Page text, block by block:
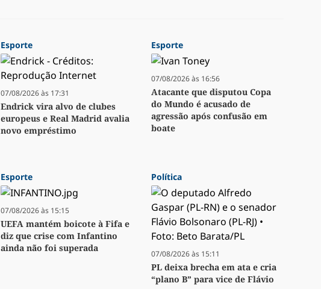
Esporte
07/08/2026 às 17:31
Endrick vira alvo de clubes
europeus e Real Madrid avalia
novo empréstimo
Esporte
07/08/2026 às 16:56
Atacante que disputou Copa
do Mundo é acusado de
agressão após confusão em
boate
Esporte
07/08/2026 às 15:15
UEFA mantém boicote à Fifa e
diz que crise com Infantino
ainda não foi superada
Política
07/08/2026 às 15:11
PL deixa brecha em ata e cria
“plano B” para vice de Flávio